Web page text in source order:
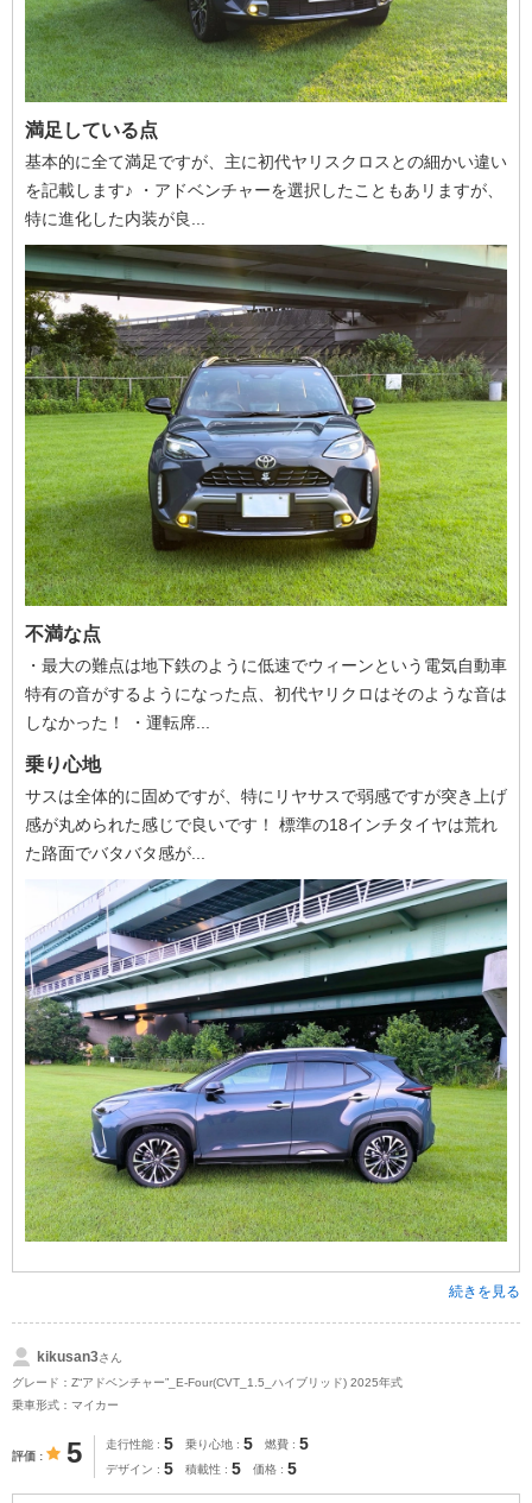
満足している点
基本的に全て満足ですが、主に初代ヤリスクロスとの細かい違い
を記載します♪ ・アドベンチャーを選択したこともあリますが、
特に進化した内装が良...
不満な点
・最大の難点は地下鉄のように低速でウィーンという電気自動車
特有の音がするようになった点、初代ヤリクロはそのような音は
しなかった！ ・運転席...
乗り心地
サスは全体的に固めですが、特にリヤサスで弱感ですが突き上げ
感が丸められた感じで良いです！ 標準の18インチタイヤは荒れ
た路面でバタバタ感が...
続きを見る
kikusan3さん
グレード：Z“アドベンチャー”_E-Four(CVT_1.5_ハイブリッド) 2025年式
乗車形式：マイカー
評価 5 走行性能 5 乗り心地 5 燃費 5
デザイン 5 積載性 5 価格 5